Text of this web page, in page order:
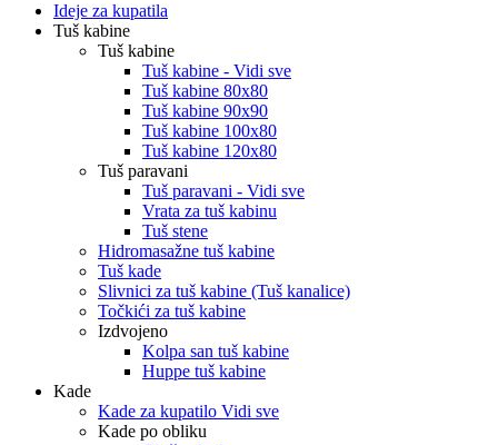
Ideje za kupatila
Tuš kabine
Tuš kabine
Tuš kabine - Vidi sve
Tuš kabine 80x80
Tuš kabine 90x90
Tuš kabine 100x80
Tuš kabine 120x80
Tuš paravani
Tuš paravani - Vidi sve
Vrata za tuš kabinu
Tuš stene
Hidromasažne tuš kabine
Tuš kade
Slivnici za tuš kabine (Tuš kanalice)
Točkići za tuš kabine
Izdvojeno
Kolpa san tuš kabine
Huppe tuš kabine
Kade
Kade za kupatilo Vidi sve
Kade po obliku